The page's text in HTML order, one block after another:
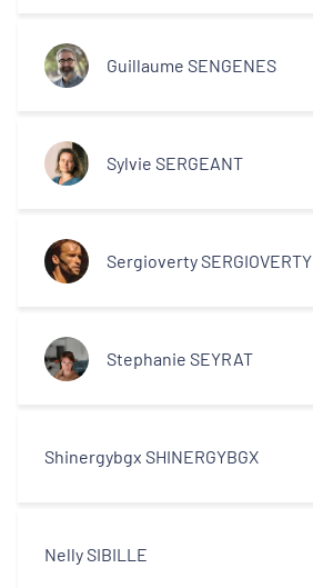
Guillaume SENGENES
Sylvie SERGEANT
Sergioverty SERGIOVERTY
Stephanie SEYRAT
Shinergybgx SHINERGYBGX
Nelly SIBILLE